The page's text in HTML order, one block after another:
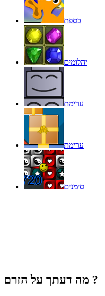
כספת
יהלומים
ערימת
ערימת
סימנים
מה דעתך על הזרם ?